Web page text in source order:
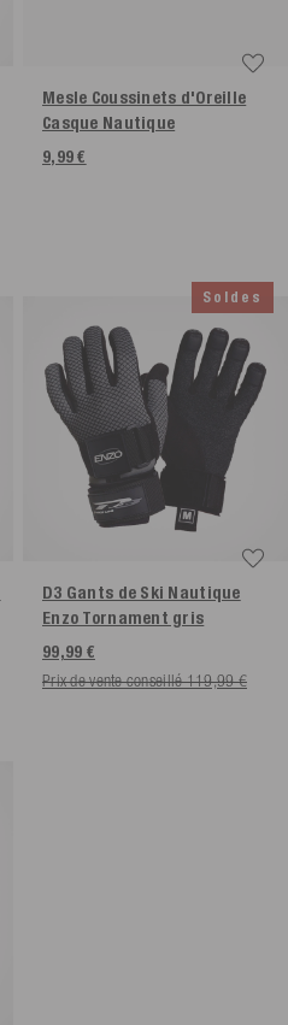
Mesle Coussinets d'Oreille
Casque Nautique
9,99 €
Soldes
D3 Gants de Ski Nautique
Enzo Tornament gris
99,99 €
Prix de vente conseillé 119,99 €